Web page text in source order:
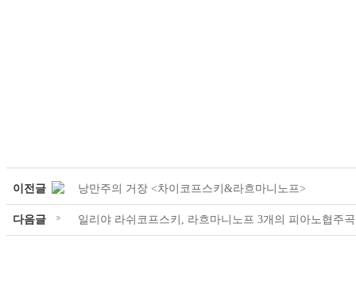
이전글 낭만주의 거장 <차이코프스키&라흐마니노프>
다음글 일리야 라쉬코프스키, 라흐마니노프 3개의 피아노협주